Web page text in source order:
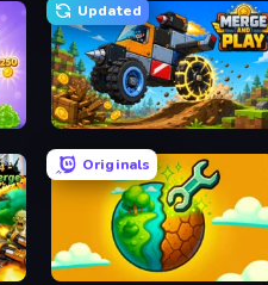
Updated
Merge and Play
Originals
Land Explorers: Merge & Build